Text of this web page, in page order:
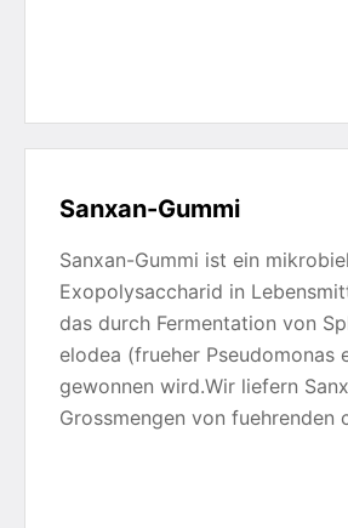
Sanxan-Gummi
Sanxan-Gummi ist ein
Exopolysaccharid in
das durch Fermentation von
elodea (frueher Pseudomonas
gewonnen wird.Wir liefern
Grossmengen von fuehrenden